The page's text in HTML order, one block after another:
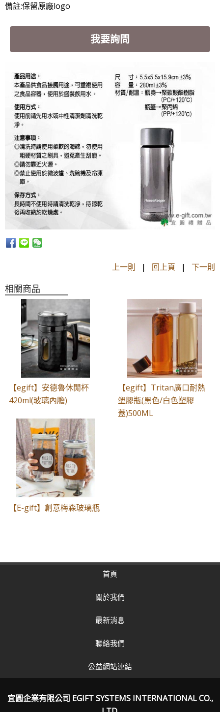
備註:保留原廠logo
我要詢問
上一則 | 回上頁 | 下一則
相關商品
【egift】安德魯休閒杯
420ml(玻璃內膽)
【egift】Tritan廣口耐熱
塑膠瓶(黑色/白色塑膠
蓋)500ML
【E-gift】創意梅森玻璃瓶
首頁
關於我們
最新消息
聯絡我們
公益網站連結
宜圓企業有限公司 EGIFT SYSTEMS INTERNATIONAL CO.,